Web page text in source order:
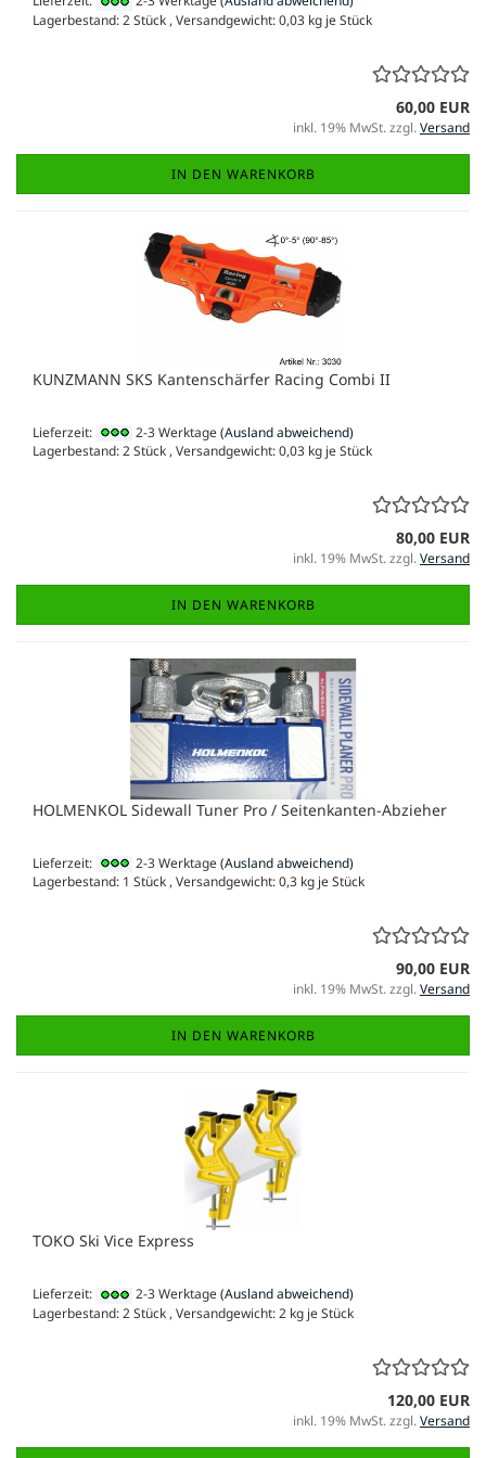
Lagerbestand: 2 Stück , Versandgewicht:0,03 kg je Stück
60,00 EUR
inkl. 19% MwSt. zzgl.Versand
IN DEN WARENKORB
KUNZMANN SKS Kantenschärfer Racing Combi II
Lieferzeit: 2-3 Werktage(Ausland abweichend)
Lagerbestand: 2 Stück , Versandgewicht:0,03 kg je Stück
80,00 EUR
inkl. 19% MwSt. zzgl.Versand
IN DEN WARENKORB
HOLMENKOL Sidewall Tuner Pro / Seitenkanten-Abzieher
Lieferzeit: 2-3 Werktage(Ausland abweichend)
Lagerbestand: 1 Stück , Versandgewicht:0,3 kg je Stück
90,00 EUR
inkl. 19% MwSt. zzgl.Versand
IN DEN WARENKORB
TOKO Ski Vice Express
Lieferzeit: 2-3 Werktage(Ausland abweichend)
Lagerbestand: 2 Stück , Versandgewicht:2 kg je Stück
120,00 EUR
inkl. 19% MwSt. zzgl.Versand